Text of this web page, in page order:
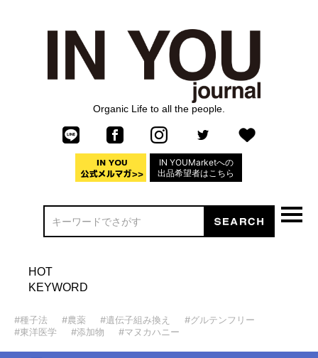
Organic Life to all the people.
IN YOUMarketへの
出品希望者はこちら
HOT
KEYWORD
#種子法 #農薬 #遺伝子組み換え
#グルテンフリー
#東洋医学
#添加物 #マヌカハニー